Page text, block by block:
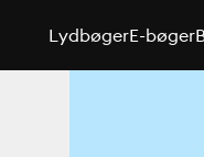
LydbøgerE-bøger